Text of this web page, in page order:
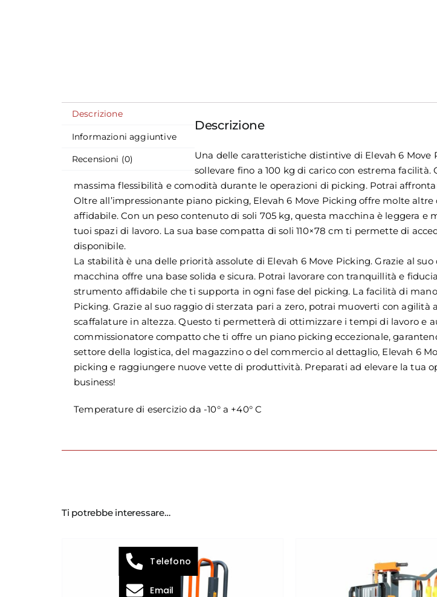
Descrizione
Informazioni aggiuntive
Recensioni (0)
Descrizione
Una delle caratteristiche distintive di Elevah 6
sollevare fino a 100 kg di carico con estrema
massima flessibilità e comodità durante le operazioni di picking. Potrai
Oltre all’impressionante piano picking, Elevah 6 Move Picking offre molte
affidabile. Con un peso contenuto di soli 705 kg, questa macchina è leggera
tuoi spazi di lavoro. La sua base compatta di soli 110×78 cm ti permette di
disponibile.
La stabilità è una delle priorità assolute di Elevah 6 Move Picking. Grazie al
macchina offre una base solida e sicura. Potrai lavorare con tranquillità e
strumento affidabile che ti supporta in ogni fase del picking. La facilità di
Picking. Grazie al suo raggio di sterzata pari a zero, potrai muoverti con
scaffalature in altezza. Questo ti permetterà di ottimizzare i tempi di lavoro e
commissionatore compatto che ti offre un piano picking eccezionale,
settore della logistica, del magazzino o del commercio al dettaglio, Elevah 6
picking e raggiungere nuove vette di produttività. Preparati ad elevare la tua
business!
Temperature di esercizio da -10° a +40° C
Ti potrebbe interessare…
Telefono
Email